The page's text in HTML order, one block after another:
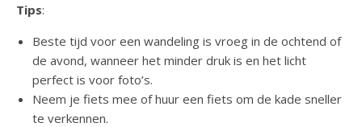
Tips:
Beste tijd voor een wandeling is vroeg in de ochtend of
de avond, wanneer het minder druk is en het licht
perfect is voor foto’s.
Neem je fiets mee of huur een fiets om de kade sneller
te verkennen.